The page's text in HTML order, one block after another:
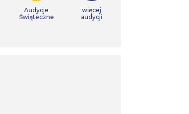
Audycje
Świąteczne
więcej
audycji